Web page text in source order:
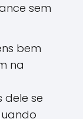
sem
bem
na
se